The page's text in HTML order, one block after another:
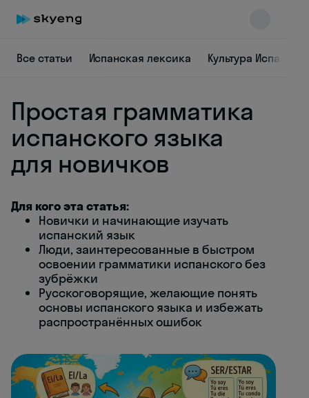
Все статьи Испанская лексика Культура Испании
Простая грамматика
испанского языка
для новичков
Для кого эта статья:
Новички и начинающие изучать
испанский язык
Люди, заинтересованные в быстром
освоении грамматики испанского без
зубрёжки
Русскоговорящие, желающие понять
основы испанского языка и избежать
распространённых ошибок